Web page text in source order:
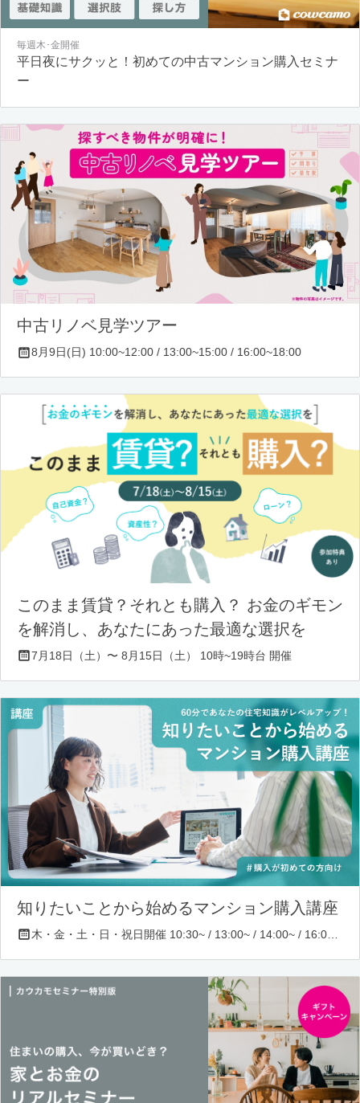
毎週木･金開催
平日夜にサクッと！初めての中古マンション購入セミナ
ー
中古リノベ見学ツアー
8月9日(日) 10:00~12:00 / 13:00~15:00 / 16:00~18:00
このまま賃貸？それとも購入？ お金のギモン
を解消し、あなたにあった最適な選択を
7月18日（土）〜 8月15日（土） 10時~19時台 開催
知りたいことから始めるマンション購入講座